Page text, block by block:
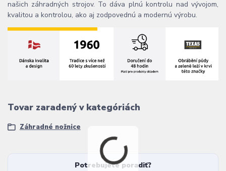
našich záhradných strojov. To dáva plnú kontrolu nad vývojom,
kvalitou a kontrolou, ako aj zodpovednú a modernú výrobu.
Tovar zaradený v kategóriách
Záhradné nožnice
Potrebujete poradiť?